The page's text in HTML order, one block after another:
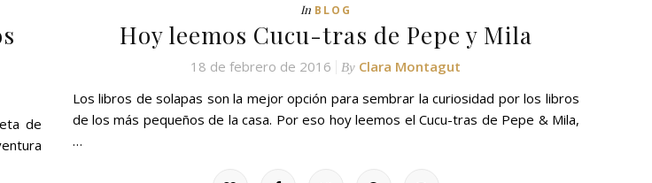
de
In BLOG
Hoy leemos Cucu-tras de Pepe y Mila
18 de febrero de 2016 By Clara Montagut
Los libros de solapas son la mejor opción para sembrar la curiosidad por los libros
de los más pequeños de la casa. Por eso hoy leemos el Cucu-tras de Pepe & Mila,
…